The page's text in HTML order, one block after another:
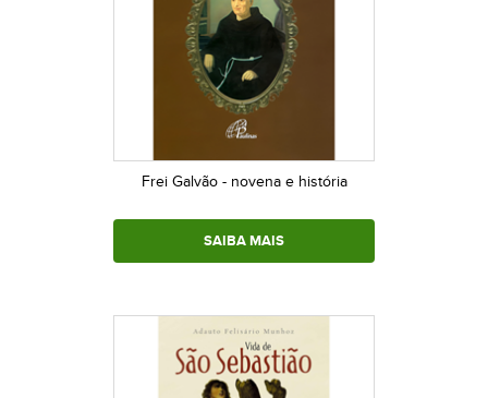
Frei Galvão - novena e história
SAIBA MAIS